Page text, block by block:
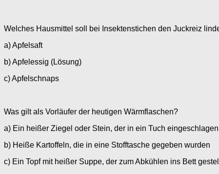
Welches Hausmittel soll bei Insektenstichen den Juckreiz
a) Apfelsaft
b) Apfelessig (Lösung)
c) Apfelschnaps
Was gilt als Vorläufer der heutigen Wärmflaschen?
a) Ein heißer Ziegel oder Stein, der in ein Tuch
b) Heiße Kartoffeln, die in eine Stofftasche gegeben wurden
c) Ein Topf mit heißer Suppe, der zum Abkühlen ins Bett